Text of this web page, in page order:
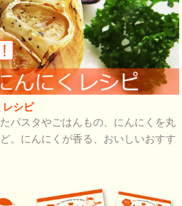
レシピ
パスタやごはんもの、にんにくを丸
。にんにくが香る、おいしいおすす